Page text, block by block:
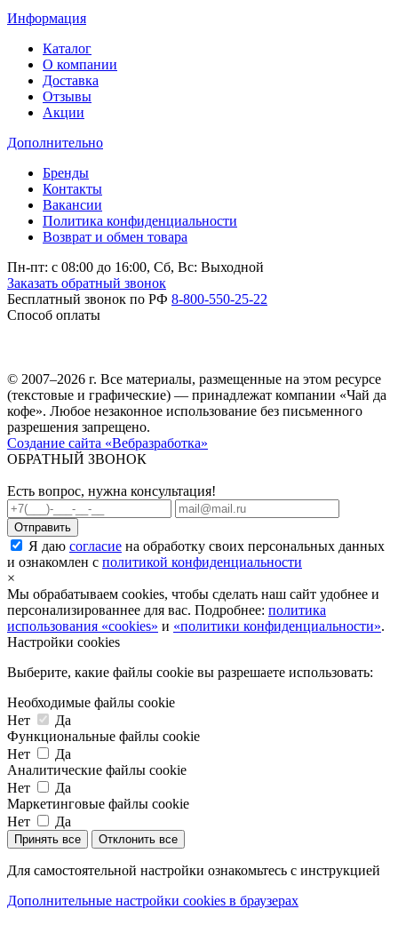
Информация
Каталог
О компании
Доставка
Отзывы
Акции
Дополнительно
Бренды
Контакты
Вакансии
Политика конфиденциальности
Возврат и обмен товара
Пн-пт: c 08:00 до 16:00, Сб, Вс: Выходной
Заказать обратный звонок
Бесплатный звонок по РФ 8-800-550-25-22
Способ оплаты
© 2007–2026 г. Все материалы, размещенные на этом ресурсе
(текстовые и графические) — принадлежат компании «Чай да
кофе». Любое незаконное использование без письменного
разрешения запрещено.
Создание сайта «Вебразработка»
ОБРАТНЫЙ ЗВОНОК
Есть вопрос, нужна консультация!
Я даю согласие на обработку своих персональных данных
и ознакомлен с политикой конфиденциальности
×
Мы обрабатываем cookies, чтобы сделать наш сайт удобнее и
персонализированнее для вас. Подробнее: политика
использования «cookies» и «политики конфиденциальности».
Настройки cookies
Выберите, какие файлы cookie вы разрешаете использовать:
Необходимые файлы cookie
Нет
Да
Функциональные файлы cookie
Нет
Да
Аналитические файлы cookie
Нет
Да
Маркетинговые файлы cookie
Нет
Да
Принять все Отклонить все
Для самостоятельной настройки ознакомьтесь с инструкцией
Дополнительные настройки cookies в браузерах